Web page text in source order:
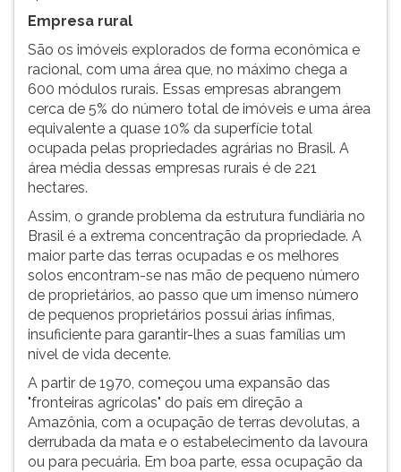
Empresa rural
São os imóveis explorados de forma econômica e
racional, com uma área que, no máximo chega a
600 módulos rurais. Essas empresas abrangem
cerca de 5% do número total de imóveis e uma área
equivalente a quase 10% da superfície total
ocupada pelas propriedades agrárias no Brasil. A
área média dessas empresas rurais é de 221
hectares.
Assim, o grande problema da estrutura fundiária no
Brasil é a extrema concentração da propriedade. A
maior parte das terras ocupadas e os melhores
solos encontram-se nas mão de pequeno número
de proprietários, ao passo que um imenso número
de pequenos proprietários possui árias ínfimas,
insuficiente para garantir-lhes a suas famílias um
nível de vida decente.
A partir de 1970, começou uma expansão das
"fronteiras agrícolas" do país em direção a
Amazônia, com a ocupação de terras devolutas, a
derrubada da mata e o estabelecimento da lavoura
ou para pecuária. Em boa parte, essa ocupação da